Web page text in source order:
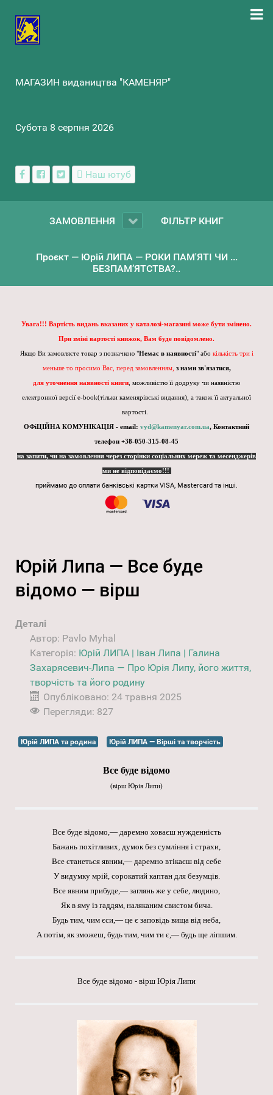
МАГАЗИН видаництва "КАМЕНЯР"
Субота 8 серпня 2026
Наш ютуб
ЗАМОВЛЕННЯ ФІЛЬТР КНИГ
Проєкт — Юрій ЛИПА — РОКИ ПАМ'ЯТІ ЧИ ...
БЕЗПАМ’ЯТСТВА?..
Увага!!! Вартість видань вказаних у каталозі-магазині може бути змінено.
При зміні вартості книжок, Вам буде повідомлено.
Якщо Ви замовляєте товар з позначкою "Немає в наявності" або кількість три і
меньше то просимо Вас, перед замовленням, з нами зв'язатися,
для уточнення наявності книги , можливістю її додруку чи наявністю
електронної версії e-book(тільки каменярівські видання), а також її актуальної
вартості.
ОФіЦІЙНА КОМУНІКАЦІЯ - email: vyd@kamenyar.com.ua, Контактний
телефон +38-050-315-08-45
на запити, чи на замовлення через сторінки соціальних мереж та месенджерів
ми не відповідаємо!!!
приймамо до оплати банківські картки VISA, Mastercard та інші.
Юрій Липа — Все буде
відомо — вірш
Деталі
Автор: Pavlo Myhal
Категорія: Юрій ЛИПА | Іван Липа | Галина
Захарясевич-Липа — Про Юрія Липу, його життя,
творчість та його родину
Опубліковано: 24 травня 2025
Перегляди: 827
Юрій ЛИПА та родина Юрій ЛИПА — Вірші та творчість
Все буде відомо
(вірш Юрія Липи)
Все буде відомо,— даремно ховаєш нужденність
Бажань похітливих, думок без сумління і страхи,
Все станеться явним,— даремно втікаєш від себе
У видумку мрій, сорокатий каптан для безумців.
Все явним прибуде,— заглянь же у себе, людино,
Як в яму із гаддям, наляканим свистом бича.
Будь тим, чим єси,— це є заповідь вища від неба,
А потім, як зможеш, будь тим, чим ти є,— будь ще ліпшим.
Все буде відомо - вірш Юрія Липи